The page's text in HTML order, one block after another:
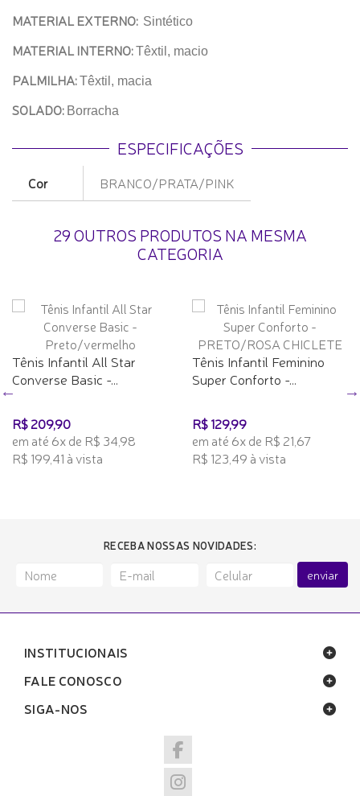
MATERIAL EXTERNO: Sintético
MATERIAL INTERNO:Têxtil, macio
PALMILHA:Têxtil, macia
SOLADO: Borracha
ESPECIFICAÇÕES
Cor BRANCO/PRATA/PINK
29 OUTROS PRODUTOS NA MESMA
CATEGORIA
Tênis Infantil All Star
Converse Basic -...
R$ 209,90
em até 6x de R$ 34,98
R$ 199,41 à vista
Tênis Infantil Feminino
Super Conforto -...
R$ 129,99
em até 6x de R$ 21,67
R$ 123,49 à vista
RECEBA NOSSAS NOVIDADES:
enviar
INSTITUCIONAIS
FALE CONOSCO
SIGA-NOS